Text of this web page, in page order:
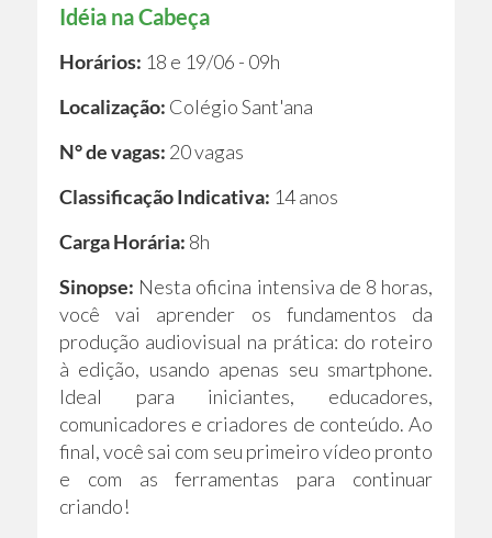
Idéia na Cabeça
Horários: 18 e 19/06 - 09h
Localização: Colégio Sant'ana
N° de vagas: 20 vagas
Classificação Indicativa: 14 anos
Carga Horária: 8h
Sinopse: Nesta oficina intensiva de 8 horas,
você vai aprender os fundamentos da
produção audiovisual na prática: do roteiro
à edição, usando apenas seu smartphone.
Ideal para iniciantes, educadores,
comunicadores e criadores de conteúdo. Ao
final, você sai com seu primeiro vídeo pronto
e com as ferramentas para continuar
criando!